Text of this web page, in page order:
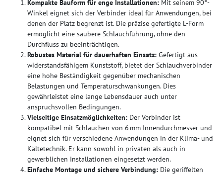
Kompakte Bauform für enge Installationen: Mit seinem 90°-
Winkel eignet sich der Verbinder ideal für Anwendungen, bei
denen der Platz begrenzt ist. Die präzise gefertigte L-Form
ermöglicht eine saubere Schlauchführung, ohne den
Durchfluss zu beeinträchtigen.
Robustes Material für dauerhaften Einsatz: Gefertigt aus
widerstandsfähigem Kunststoff, bietet der Schlauchverbinder
eine hohe Beständigkeit gegenüber mechanischen
Belastungen und Temperaturschwankungen. Dies
gewährleistet eine lange Lebensdauer auch unter
anspruchsvollen Bedingungen.
Vielseitige Einsatzmöglichkeiten: Der Verbinder ist
kompatibel mit Schläuchen von 6 mm Innendurchmesser und
eignet sich für verschiedene Anwendungen in der Klima- und
Kältetechnik. Er kann sowohl in privaten als auch in
gewerblichen Installationen eingesetzt werden.
Einfache Montage und sichere Verbindung: Die geriffelten